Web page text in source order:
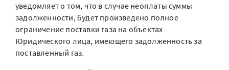
уведомляет о том, что в случае неоплаты суммы
задолженности, будет произведено полное
ограничение поставки газа на объектах
Юридического лица, имеющего задолженность за
поставленный газ.